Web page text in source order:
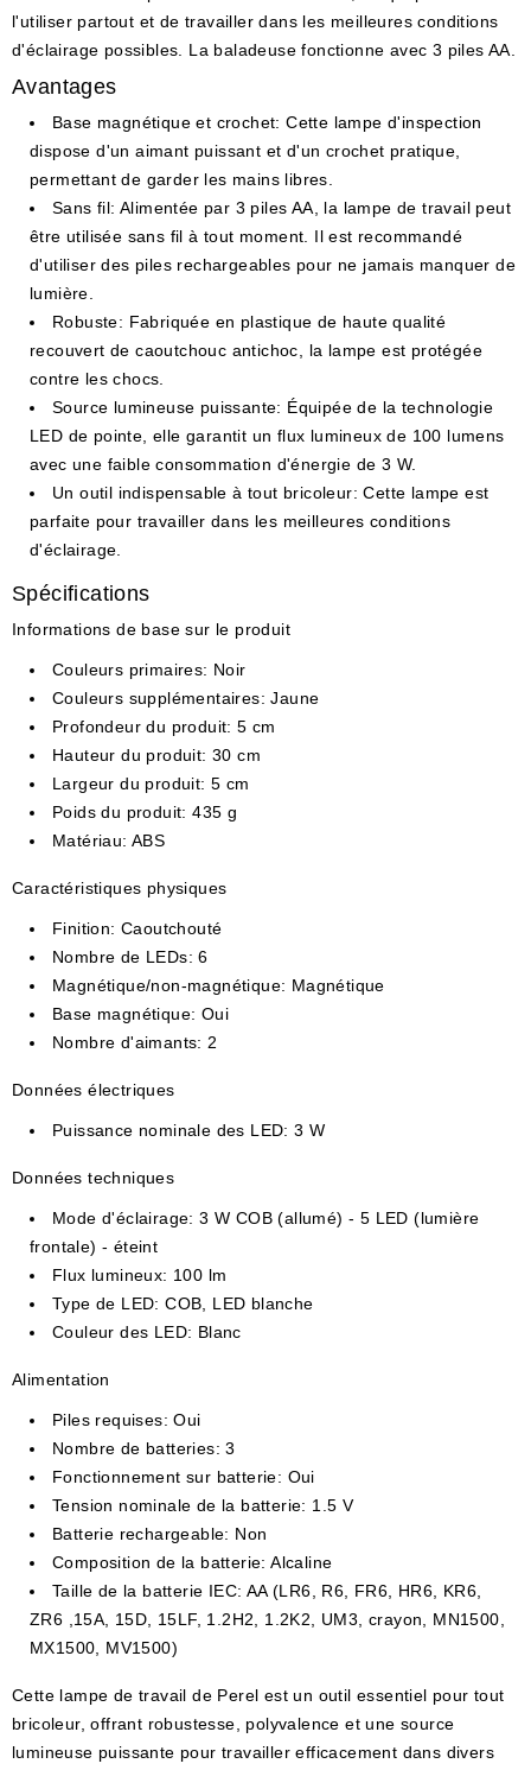
l'utiliser partout et de travailler dans les meilleures conditions
d'éclairage possibles. La baladeuse fonctionne avec 3 piles AA.
Avantages
Base magnétique et crochet: Cette lampe d'inspection
dispose d'un aimant puissant et d'un crochet pratique,
permettant de garder les mains libres.
Sans fil: Alimentée par 3 piles AA, la lampe de travail peut
être utilisée sans fil à tout moment. Il est recommandé
d'utiliser des piles rechargeables pour ne jamais manquer de
lumière.
Robuste: Fabriquée en plastique de haute qualité
recouvert de caoutchouc antichoc, la lampe est protégée
contre les chocs.
Source lumineuse puissante: Équipée de la technologie
LED de pointe, elle garantit un flux lumineux de 100 lumens
avec une faible consommation d'énergie de 3 W.
Un outil indispensable à tout bricoleur: Cette lampe est
parfaite pour travailler dans les meilleures conditions
d'éclairage.
Spécifications
Informations de base sur le produit
Couleurs primaires: Noir
Couleurs supplémentaires: Jaune
Profondeur du produit: 5 cm
Hauteur du produit: 30 cm
Largeur du produit: 5 cm
Poids du produit: 435 g
Matériau: ABS
Caractéristiques physiques
Finition: Caoutchouté
Nombre de LEDs: 6
Magnétique/non-magnétique: Magnétique
Base magnétique: Oui
Nombre d'aimants: 2
Données électriques
Puissance nominale des LED: 3 W
Données techniques
Mode d'éclairage: 3 W COB (allumé) - 5 LED (lumière
frontale) - éteint
Flux lumineux: 100 lm
Type de LED: COB, LED blanche
Couleur des LED: Blanc
Alimentation
Piles requises: Oui
Nombre de batteries: 3
Fonctionnement sur batterie: Oui
Tension nominale de la batterie: 1.5 V
Batterie rechargeable: Non
Composition de la batterie: Alcaline
Taille de la batterie IEC: AA (LR6, R6, FR6, HR6, KR6,
ZR6 ,15A, 15D, 15LF, 1.2H2, 1.2K2, UM3, crayon, MN1500,
MX1500, MV1500)
Cette lampe de travail de Perel est un outil essentiel pour tout
bricoleur, offrant robustesse, polyvalence et une source
lumineuse puissante pour travailler efficacement dans divers